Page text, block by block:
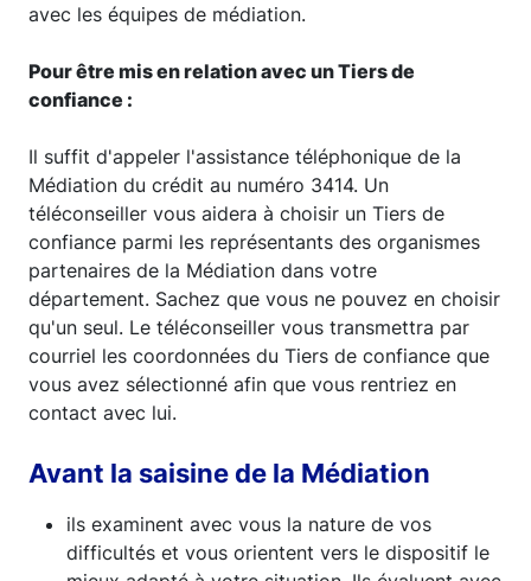
avec les équipes de médiation.
Pour être mis en relation avec un Tiers de
confiance :
Il suffit d'appeler l'assistance téléphonique de la
Médiation du crédit au numéro 3414. Un
téléconseiller vous aidera à choisir un Tiers de
confiance parmi les représentants des organismes
partenaires de la Médiation dans votre
département. Sachez que vous ne pouvez en choisir
qu'un seul. Le téléconseiller vous transmettra par
courriel les coordonnées du Tiers de confiance que
vous avez sélectionné afin que vous rentriez en
contact avec lui.
Avant la saisine de la Médiation
ils examinent avec vous la nature de vos
difficultés et vous orientent vers le dispositif le